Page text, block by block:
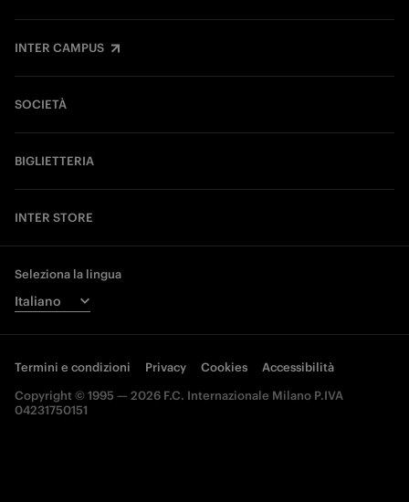
INTER CAMPUS
SOCIETÀ
BIGLIETTERIA
INTER STORE
Seleziona la lingua
Termini e condizioni Privacy Cookies
Accessibilità
Copyright © 1995 — 2026 F.C. Internazionale Milano P.IVA
04231750151